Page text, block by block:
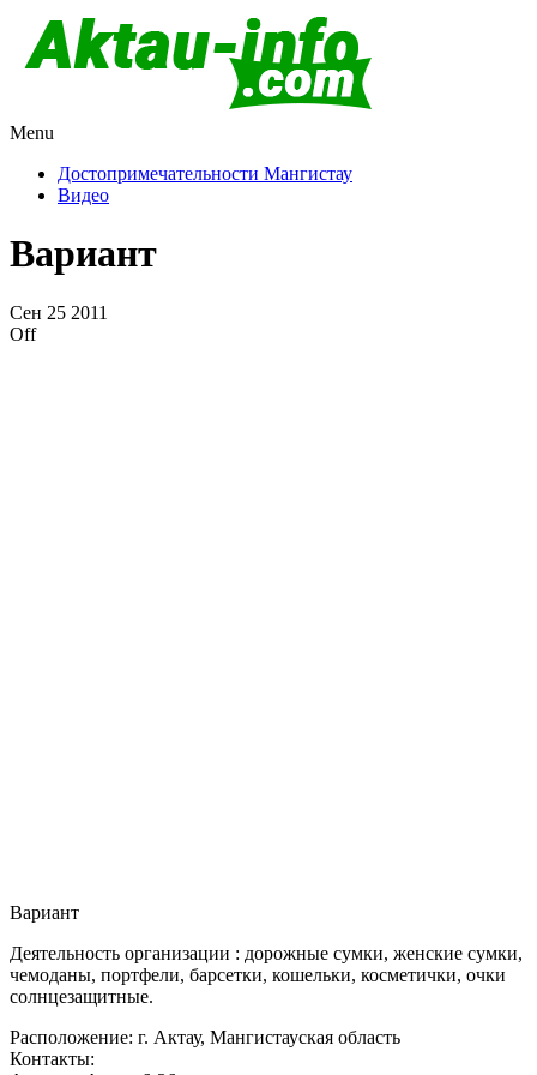
Казахстан
Menu
Достопримечательности Мангистау
Видео
Вариант
Сен 25 2011
Off
Вариант
Деятельность организации : дорожные сумки, женские сумки,
чемоданы, портфели, барсетки, кошельки, косметички, очки
солнцезащитные.
Расположение: г. Актау, Мангистауская область
Контакты: